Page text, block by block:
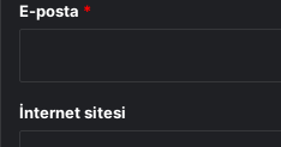
E-posta *
İnternet sitesi